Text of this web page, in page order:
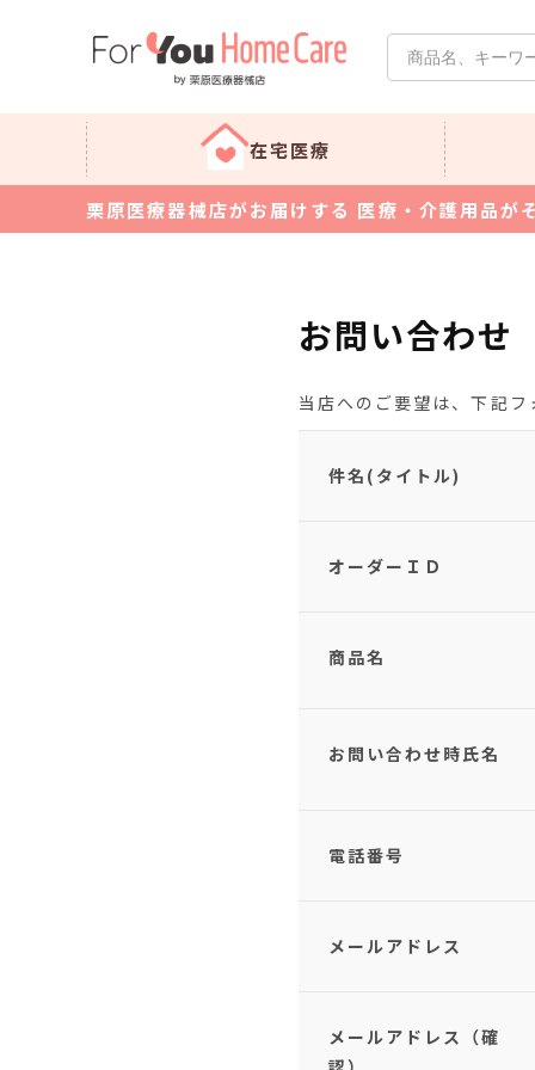
在宅医療
栗原医療器械店がお届けする 医療・介護用品が
お問い合わせ
当店へのご要望は、下記
件名(タイトル)
オーダーＩＤ
商品名
お問い合わせ時氏名
電話番号
メールアドレス
メールアドレス（確